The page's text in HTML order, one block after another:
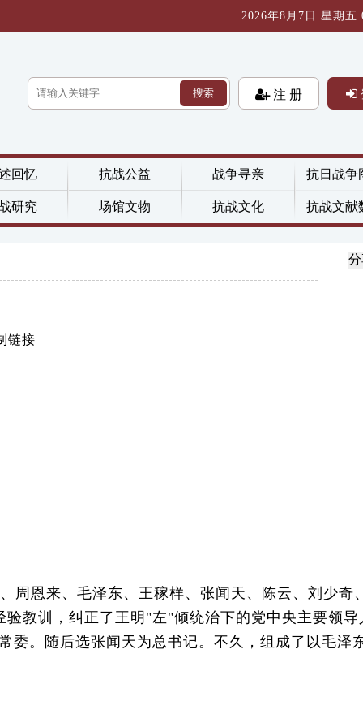
2026年8月7日 星期五
搜索 注 册
回忆 抗战公益 战争寻亲 抗日战争
研究 场馆文物 抗战文化 抗战文献
链接
恩来、毛泽东、王稼样、张闻天、陈云、刘少奇
教训，纠正了王明"左"倾统治下的党中央主要领导
委。随后选张闻天为总书记。不久，组成了以毛泽